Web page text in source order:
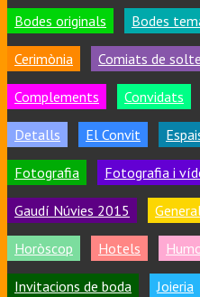
Bodes originals Bodes
Cerimònia Comiats de
Complements Convidats
Detalls El Convit
Fotografia Fotografia i
Gaudí Núvies 2015
Horòscop Hotels
Invitacions de boda Joieria